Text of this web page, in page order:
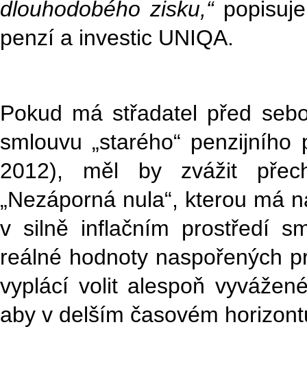
dlouhodobého zisku,“
penzí a investic UNIQA.
Pokud má střadatel před
smlouvu „starého“
2012), měl by zvážit
„Nezáporná nula“, kterou má
v silně inflačním prostředí
reálné hodnoty naspořených
vyplácí volit alespoň
aby v delším časovém